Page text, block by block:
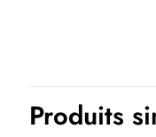
Produits